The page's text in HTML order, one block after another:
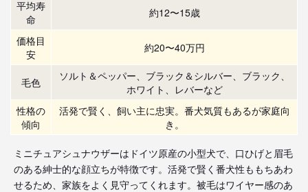
平均寿
命
約12〜15歳
価格目
安
約20〜40万円
毛色
ソルト＆ペッパー、ブラック＆シルバー、ブラック、
ホワイト、レバーなど
性格の
傾向
活発で賢く、飼い主に忠実。番犬気質もあるが家庭向
き。
ミニチュアシュナウザーはドイツ原産の小型犬で、口ひげと眉毛
のある紳士的な顔立ちが特徴です。活発で賢く番犬性ももちあわ
せるため、家族をよく見守ってくれます。被毛はワイヤー感のあ